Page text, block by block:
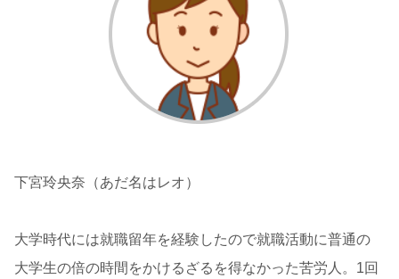
下宮玲央奈（あだ名はレオ）
大学時代には就職留年を経験したので就職活動に普通の
大学生の倍の時間をかけるざるを得なかった苦労人。1回